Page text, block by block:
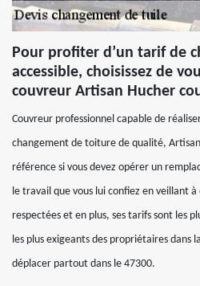
Pour profiter d’un tarif de
accessible, choisissez de
couvreur Artisan Hucher
Couvreur professionnel capable de
changement de toiture de qualité,
référence si vous devez opérer un
le travail que vous lui confiez en veillant à
respectées et en plus, ses tarifs sont les
les plus exigeants des propriétaires dans
déplacer partout dans le 47300.